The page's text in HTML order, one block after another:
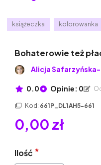
książeczka kolorowanka
Bohaterowie też
Alicja Safarzyńska-
0.0 Opinie: 0
Kod: 661P_DL1AH5-661
0,00 zł
Ilość